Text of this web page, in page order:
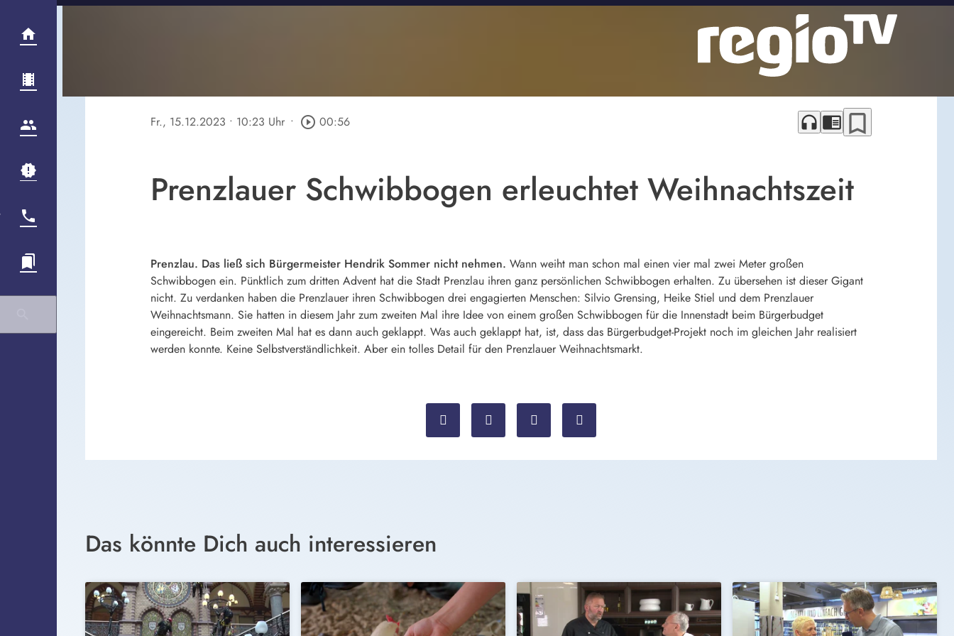
Fr., 15.12.2023 • 10:23 Uhr • play_circle_outline 00:56 headphones chrome_reader_mode bookmark_border
Prenzlauer Schwibbogen erleuchtet Weihnachtszeit
Prenzlau. Das ließ sich Bürgermeister Hendrik Sommer nicht nehmen. Wann weiht man schon mal einen vier mal zwei Meter großen
Schwibbogen ein. Pünktlich zum dritten Advent hat die Stadt Prenzlau ihren ganz persönlichen Schwibbogen erhalten. Zu übersehen ist dieser Gigant
nicht. Zu verdanken haben die Prenzlauer ihren Schwibbogen drei engagierten Menschen: Silvio Grensing, Heike Stiel und dem Prenzlauer
Weihnachtsmann. Sie hatten in diesem Jahr zum zweiten Mal ihre Idee von einem großen Schwibbogen für die Innenstadt beim Bürgerbudget
eingereicht. Beim zweiten Mal hat es dann auch geklappt. Was auch geklappt hat, ist, dass das Bürgerbudget-Projekt noch im gleichen Jahr realisiert
werden konnte. Keine Selbstverständlichkeit. Aber ein tolles Detail für den Prenzlauer Weihnachtsmarkt.
Das könnte Dich auch interessieren